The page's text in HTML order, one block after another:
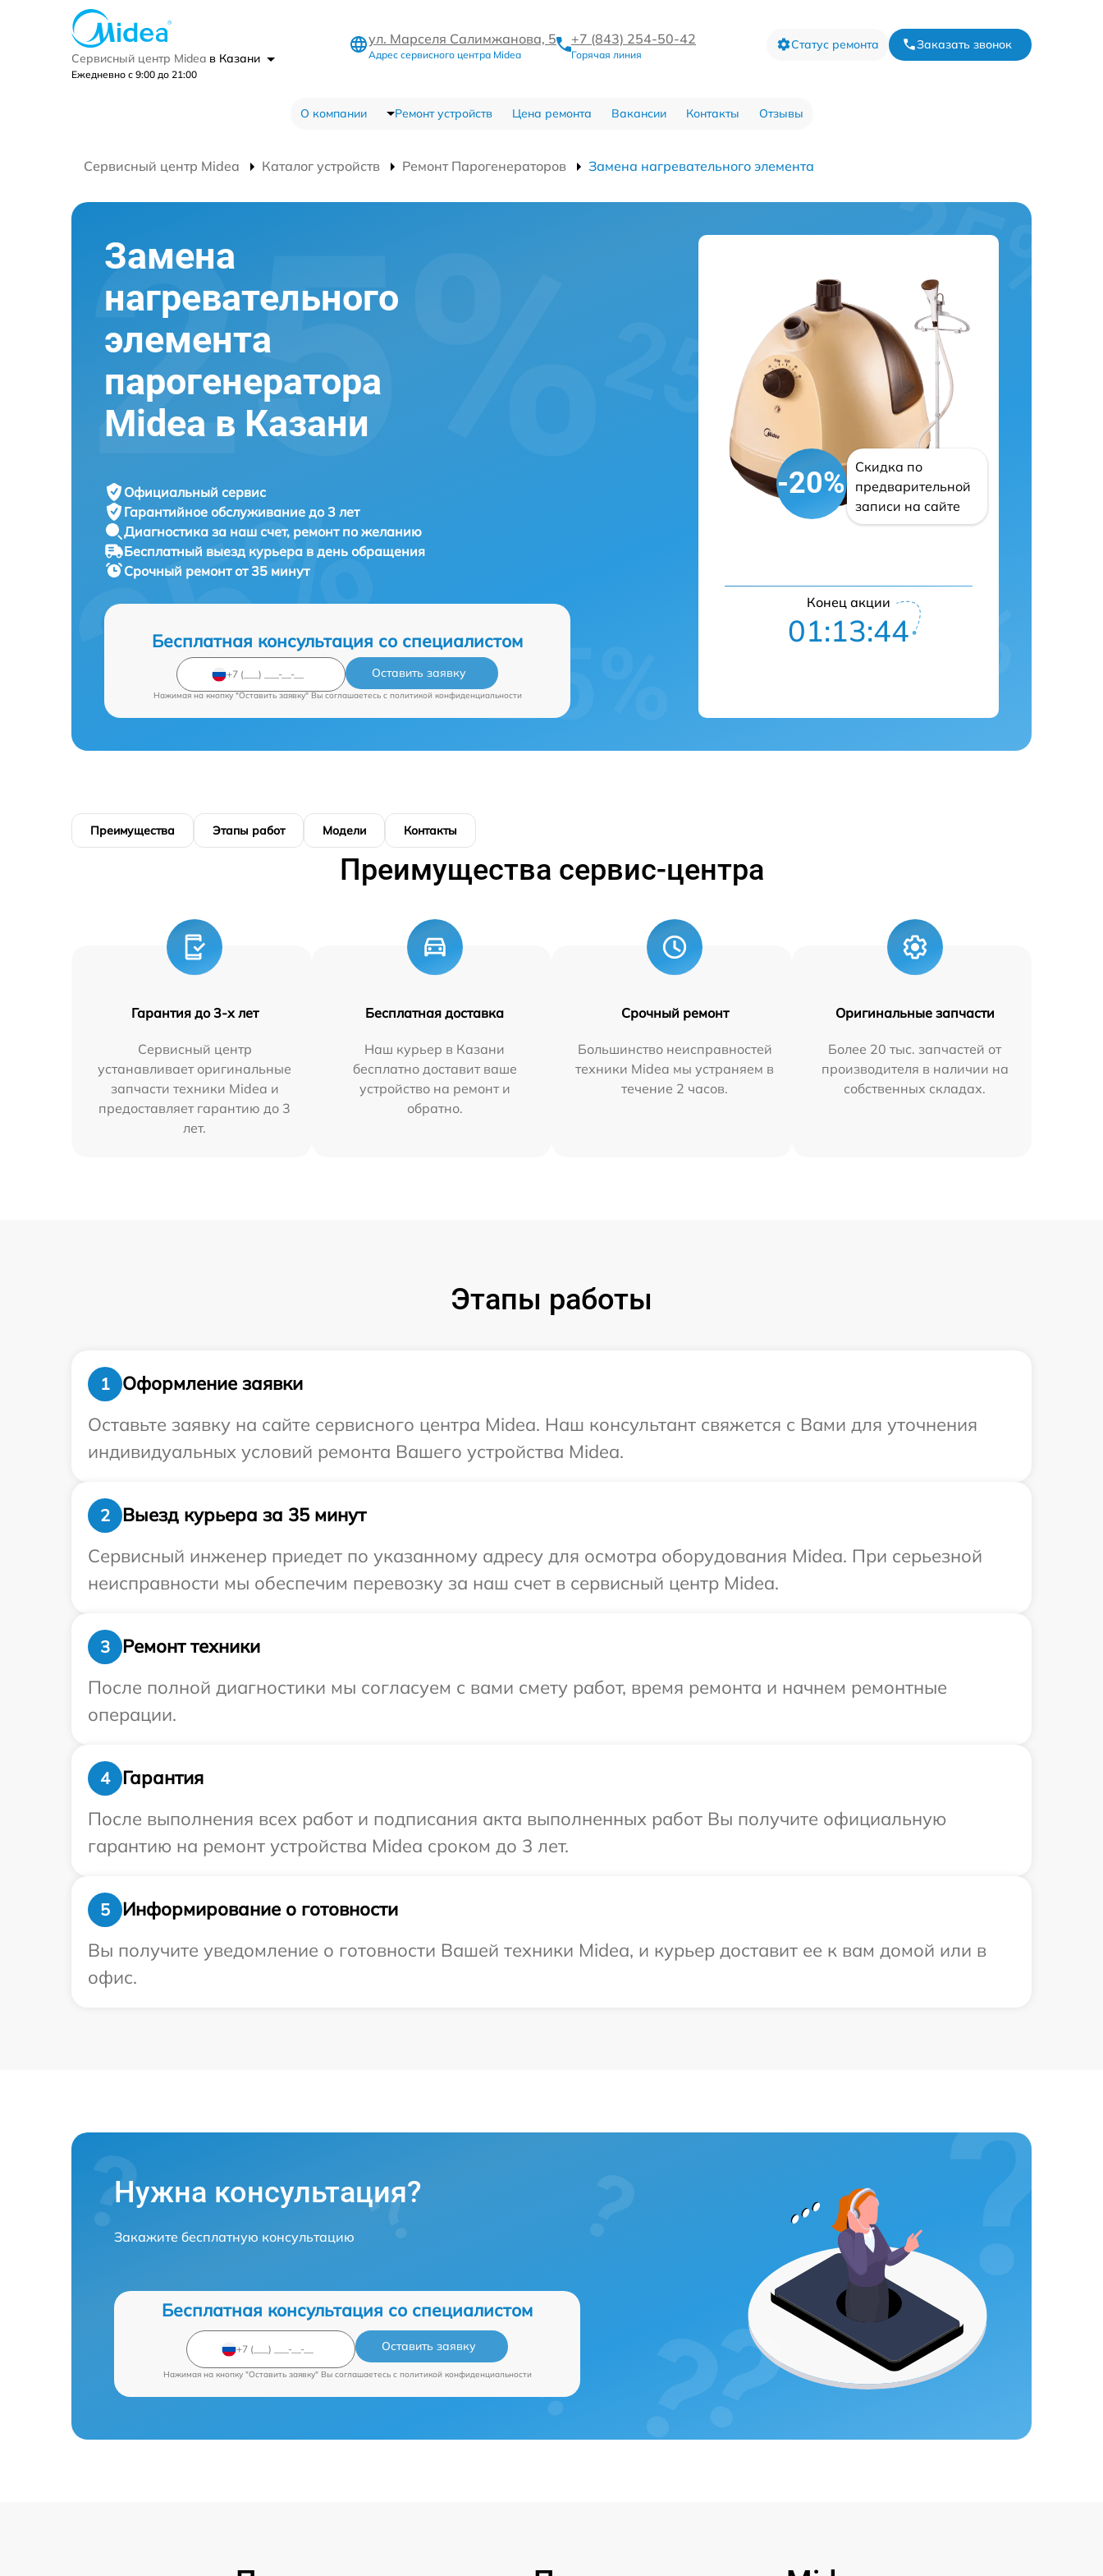
Сервисный центр Midea в Казани
Ежедневно с 9:00 до 21:00
ул. Марселя Салимжанова, 5
Адрес сервисного центра Midea
+7 (843) 254-50-42
Горячая линия
Статус ремонта Заказать звонок
О компании Ремонт устройств Цена ремонта Вакансии Контакты Отзывы
Сервисный центр Midea Каталог устройств Ремонт Парогенераторов Замена нагревательного элемента
Замена
нагревательного
элемента
парогенератора
Midea в Казани
Официальный сервис
Гарантийное обслуживание до 3 лет
Диагностика за наш счет, ремонт по желанию
Бесплатный выезд курьера в день обращения
Срочный ремонтот 35 минут
Бесплатная консультация со специалистом
Оставить заявку
Нажимая на кнопку "Оставить заявку" Вы соглашаетесь c политикой конфиденциальности
-20%
Скидка по
предварительной
записи на сайте
Конец акции
01:13:43
Преимущества Этапы работ Модели Контакты
Преимущества сервис-центра
Гарантия до 3-х лет
Сервисный центр
устанавливает оригинальные
запчасти техники Midea и
предоставляет гарантию до 3
лет.
Бесплатная доставка
Наш курьер в Казани
бесплатно доставит ваше
устройство на ремонт и
обратно.
Срочный ремонт
Большинство неисправностей
техники Midea мы устраняем в
течение 2 часов.
Оригинальные запчасти
Более 20 тыс. запчастей от
производителя в наличии на
собственных складах.
Этапы работы
1
Оформление заявки
Оставьте заявку на сайте сервисного центра Midea. Наш консультант свяжется с Вами для уточнения
индивидуальных условий ремонта Вашего устройства Midea.
2
Выезд курьера за 35 минут
Сервисный инженер приедет по указанному адресу для осмотра оборудования Midea. При серьезной
неисправности мы обеспечим перевозку за наш счет в сервисный центр Midea.
3
Ремонт техники
После полной диагностики мы согласуем с вами смету работ, время ремонта и начнем ремонтные
операции.
4
Гарантия
После выполнения всех работ и подписания акта выполненных работ Вы получите официальную
гарантию на ремонт устройства Midea сроком до 3 лет.
5
Информирование о готовности
Вы получите уведомление о готовности Вашей техники Midea, и курьер доставит ее к вам домой или в
офис.
Нужна консультация?
Закажите бесплатную консультацию
Бесплатная консультация со специалистом
Оставить заявку
Нажимая на кнопку "Оставить заявку" Вы соглашаетесь c политикой конфиденциальности